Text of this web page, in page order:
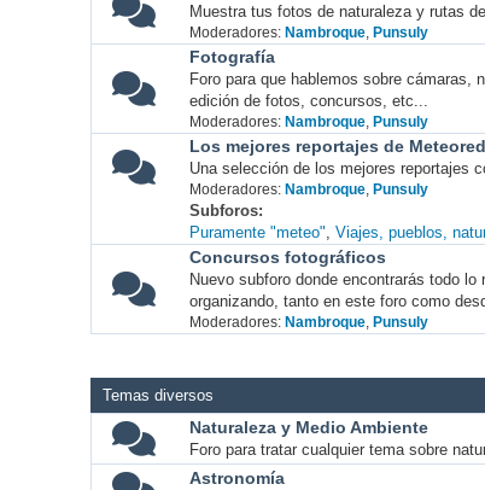
Muestra tus fotos de naturaleza y rutas
Moderadores: Nambroque, Punsuly
Fotografía
Foro para que hablemos sobre
edición de fotos, concursos, etc...
Moderadores: Nambroque, Punsuly
Los mejores reportajes de Meteored
Una selección de los mejores reportajes
Moderadores: Nambroque, Punsuly
Subforos
Puramente "meteo" Viajes, pueblos,
Concursos fotográficos
Nuevo subforo donde encontrarás todo
organizando, tanto en este foro como
Moderadores: Nambroque, Punsuly
Temas diversos
Naturaleza y Medio Ambiente
Foro para tratar cualquier tema sobre
Astronomía